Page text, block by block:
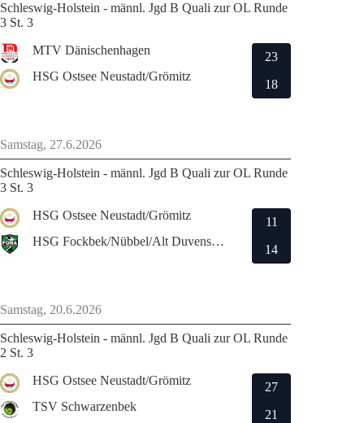
Schleswig-Holstein - männl. Jgd B Quali zur OL Runde
3 St. 3
MTV Dänischenhagen
HSG Ostsee Neustadt/Grömitz
23
18
Samstag, 27.6.2026
Schleswig-Holstein - männl. Jgd B Quali zur OL Runde
3 St. 3
HSG Ostsee Neustadt/Grömitz
HSG Fockbek/Nübbel/Alt Duvenstedt
11
14
Samstag, 20.6.2026
Schleswig-Holstein - männl. Jgd B Quali zur OL Runde
2 St. 3
HSG Ostsee Neustadt/Grömitz
TSV Schwarzenbek
27
21